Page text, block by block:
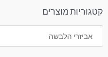
קטגוריות מוצרים